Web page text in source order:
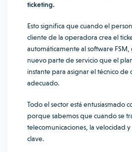
ticketing.
Esto significa que cuando el
cliente de la operadora crea el
automáticamente al software
nuevo parte de servicio que el
instante para asignar el técnico de
adecuado.
Todo el sector está entusiasmado
porque sabemos que cuando se
telecomunicaciones, la velocidad y
clave.